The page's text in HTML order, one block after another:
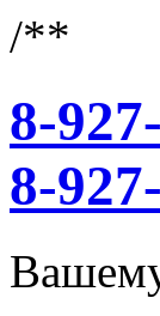
/**
8-
8-